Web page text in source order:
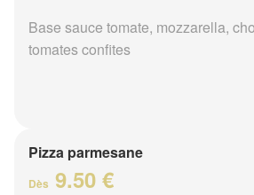
Base sauce tomate, mozzarella,
tomates confites
Pizza parmesane
Dès 9.50 €